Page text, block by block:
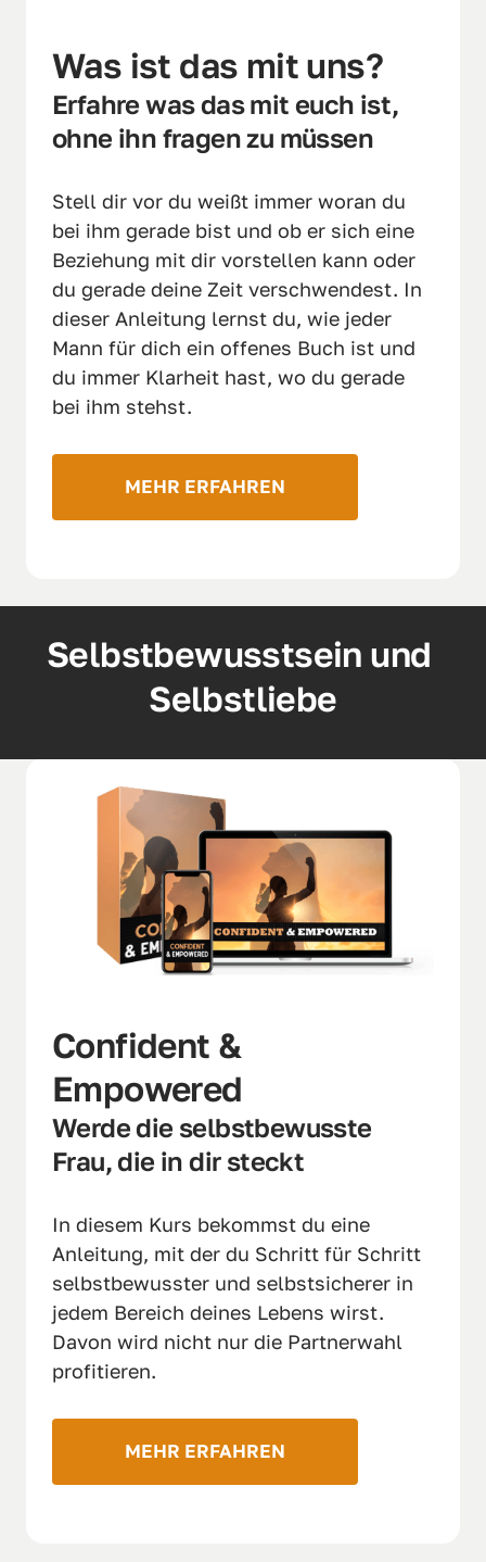
Was ist das mit uns?
Erfahre was das mit euch ist,
ohne ihn fragen zu müssen
Stell dir vor du weißt immer woran du
bei ihm gerade bist und ob er sich eine
Beziehung mit dir vorstellen kann oder
du gerade deine Zeit verschwendest. In
dieser Anleitung lernst du, wie jeder
Mann für dich ein offenes Buch ist und
du immer Klarheit hast, wo du gerade
bei ihm stehst.
MEHR ERFAHREN
Selbstbewusstsein und
Selbstliebe
Confident &
Empowered
Werde die selbstbewusste
Frau, die in dir steckt
In diesem Kurs bekommst du eine
Anleitung, mit der du Schritt für Schritt
selbstbewusster und selbstsicherer in
jedem Bereich deines Lebens wirst.
Davon wird nicht nur die Partnerwahl
profitieren.
MEHR ERFAHREN